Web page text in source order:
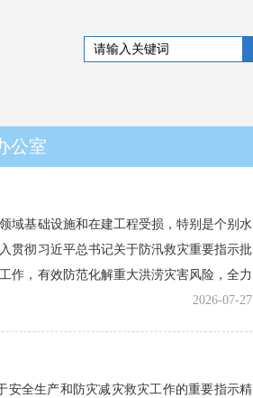
公室
域基础设施和在建工程受损，特别是个别水
贯彻习近平总书记关于防汛救灾重要指示批
作，有效防范化解重大洪涝灾害风险，全力
2026-07-27
安全生产和防灾减灾救灾工作的重要指示精